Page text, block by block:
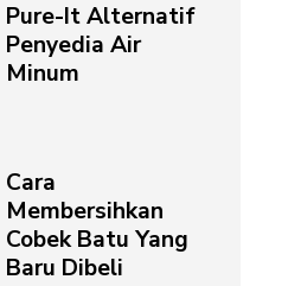
Pure-It Alternatif
Penyedia Air
Minum
Cara
Membersihkan
Cobek Batu Yang
Baru Dibeli